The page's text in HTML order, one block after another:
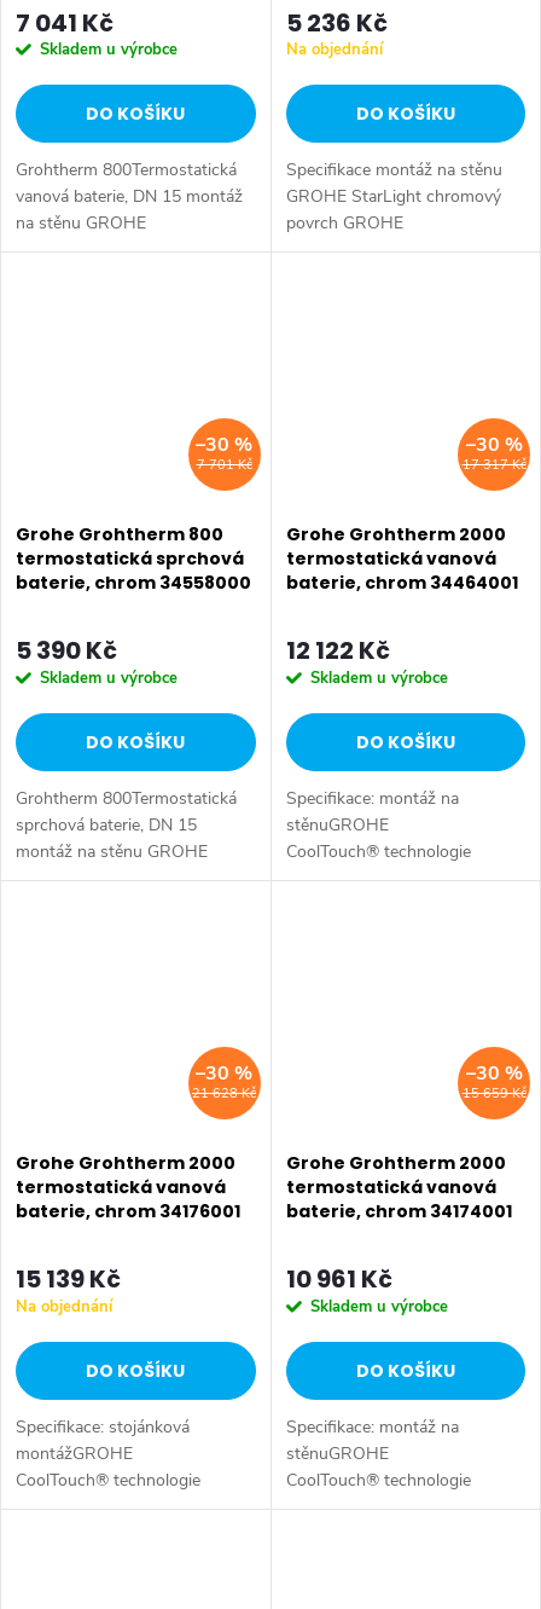
7 041 Kč
Skladem u výrobce
DO KOŠÍKU
Grohtherm 800Termostatická
vanová baterie, DN 15 montáž
na stěnu GROHE
StarLight chromový povrch
5 236 Kč
Na objednání
DO KOŠÍKU
Specifikace montáž na stěnu
GROHE StarLight chromový
povrch GROHE
SafeStop bezpečnostní zarážka
7 701 Kč
–30 %
Grohe Grohtherm 800
termostatická sprchová
baterie, chrom 34558000
5 390 Kč
Skladem u výrobce
DO KOŠÍKU
Grohtherm 800Termostatická
sprchová baterie, DN 15
montáž na stěnu GROHE
StarLight chromový povrch
17 317 Kč
–30 %
Grohe Grohtherm 2000
termostatická vanová
baterie, chrom 34464001
12 122 Kč
Skladem u výrobce
DO KOŠÍKU
Specifikace: montáž na
stěnuGROHE
CoolTouch® technologie
zabraňující opařeníGROHE
21 628 Kč
–30 %
Grohe Grohtherm 2000
termostatická vanová
baterie, chrom 34176001
15 139 Kč
Na objednání
DO KOŠÍKU
Specifikace: stojánková
montážGROHE
CoolTouch® technologie
zabraňující opařeníGROHE
15 659 Kč
–30 %
Grohe Grohtherm 2000
termostatická vanová
baterie, chrom 34174001
10 961 Kč
Skladem u výrobce
DO KOŠÍKU
Specifikace: montáž na
stěnuGROHE
CoolTouch® technologie
zabraňující opařeníGROHE